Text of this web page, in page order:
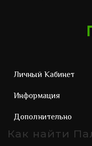
Личный Кабинет
Информация
Дополнительно
Как найти